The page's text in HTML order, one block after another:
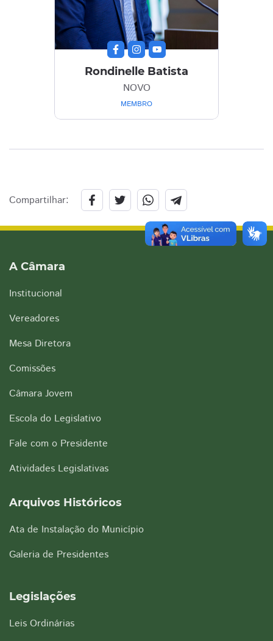
Rondinelle Batista
NOVO
MEMBRO
Compartilhar:
A Câmara
Institucional
Vereadores
Mesa Diretora
Comissões
Câmara Jovem
Escola do Legislativo
Fale com o Presidente
Atividades Legislativas
Arquivos Históricos
Ata de Instalação do Município
Galeria de Presidentes
Legislações
Leis Ordinárias